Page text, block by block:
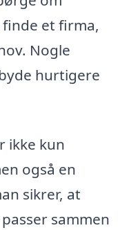
et firma,
Nogle
hurtigere
ikke kun
også en
sikrer, at
sammen